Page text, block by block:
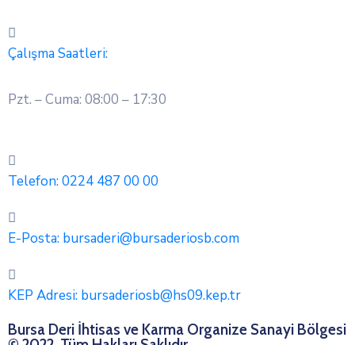
Çalışma Saatleri:
Pzt. – Cuma: 08:00 – 17:30
Telefon:0224 487 00 00
E-Posta: bursaderi@bursaderiosb.com
KEP Adresi: bursaderiosb@hs09.kep.tr
Bursa Deri İhtisas ve Karma Organize Sanayi Bölgesi